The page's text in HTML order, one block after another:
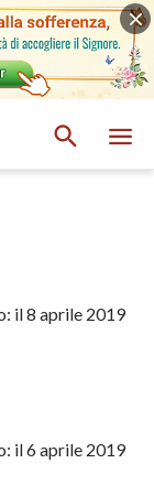
il 8 aprile 2019
il 6 aprile 2019